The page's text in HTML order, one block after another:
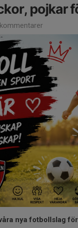
pojkar
nya fotbollslag